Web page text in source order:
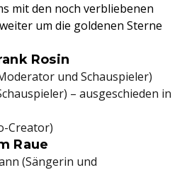
mit den noch verbliebenen
um die goldenen Sterne
Rosin
und Schauspieler)
– ausgeschieden in
Creator)
Raue
(Sängerin und